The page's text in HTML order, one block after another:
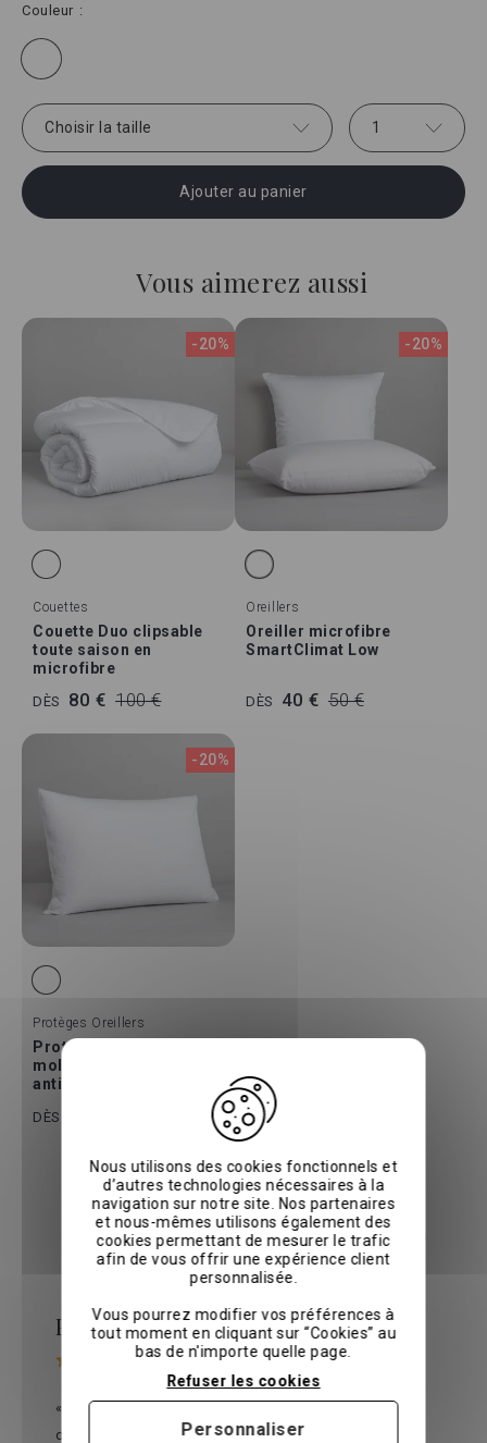
Couleur
Choisir la taille 1
Ajouter au panier
Vous aimerez aussi
-20%
Couettes
Couette Duo clipsable
toute saison en
microfibre
DÈS 80 € 100 €
-20%
Oreillers
Oreiller microfibre
SmartClimat Low
DÈS 40 € 50 €
-20%
Protèges Oreillers
Protège oreiller
molletonné
antibactérien
DÈS
Avis clients
Découvrez les avis de nos clients qui partagent leur
expérience via l'organisme indépendantAvis vérifiés
Philippe L.le 07/08/2026surAvis vérifiés
« Produit de très bonne qualité, doux, facile
d'entretien, je recommande »
Nous utilisons des cookies fonctionnels et
d’autres technologies nécessaires à la
navigation sur notre site. Nos partenaires
et nous-mêmes utilisons également des
cookies permettant de mesurer le trafic
afin de vous offrir une expérience client
personnalisée.
Vous pourrez modifier vos préférences à
tout moment en cliquant sur “Cookies” au
bas de n'importe quelle page.
Refuser les cookies
Personnaliser